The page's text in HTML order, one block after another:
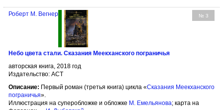
№ 3
Роберт М. Вегнер
Небо цвета стали. Сказания Меекханского пограничья
авторская книга, 2018 год
Издательство: АСТ
Описание: Первый роман (третья книга) цикла «Сказания Меекханского
пограничья».
Иллюстрация на суперобложке и обложке М. Емельянова; карта на